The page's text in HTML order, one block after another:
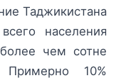
Таджикистана
населения
чем сотне
10%